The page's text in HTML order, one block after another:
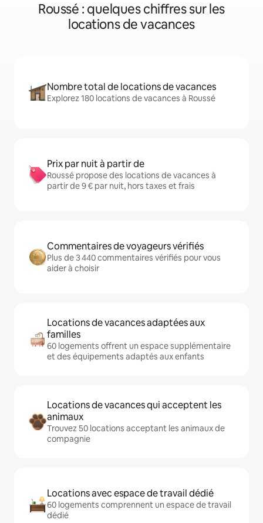
Roussé : quelques chiffres sur les
locations de vacances
Nombre total de locations de vacances
Explorez 180 locations de vacances à Roussé
Prix par nuit à partir de
Roussé propose des locations de vacances à
partir de 9 € par nuit, hors taxes et frais
Commentaires de voyageurs vérifiés
Plus de 3 440 commentaires vérifiés pour vous
aider à choisir
Locations de vacances adaptées aux
familles
60 logements offrent un espace supplémentaire
et des équipements adaptés aux enfants
Locations de vacances qui acceptent les
animaux
Trouvez 50 locations acceptant les animaux de
compagnie
Locations avec espace de travail dédié
60 logements comprennent un espace de travail
dédié